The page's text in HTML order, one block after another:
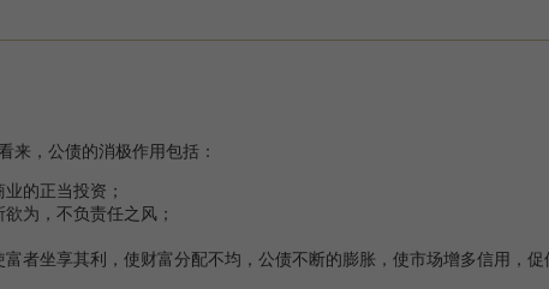
来，公债的消极作用包括：
业的正当投资；
为，不负责任之风；
者坐享其利，使财富分配不均，公债不断的膨胀，使市场增多信用，促